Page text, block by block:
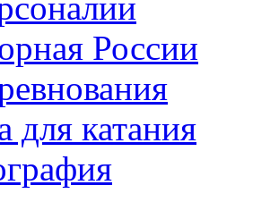
России
для катания